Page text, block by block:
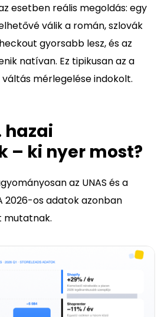
esetben reális megoldás: egy
válik a román, szlovák
gyorsabb lesz, és az
natívan. Ez tipikusan az a
mérlegelése indokolt.
hazai
– ki nyer most?
az UNAS és a
2026-os adatok azonban